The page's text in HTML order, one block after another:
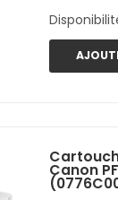
Canon